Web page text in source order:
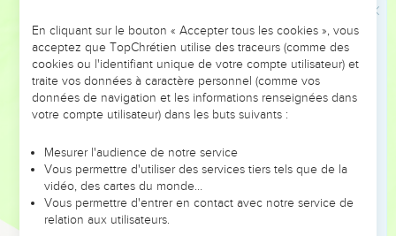
À cette époque, il n’y a plus de forgeron dans tout le pays
d’Israël. En effet, les Philistins ne veulent pas que les
Hébreux se fabriquent des épées ou des lances.
Chaque Israélite doit donc aller chez un forgeron philistin
pour faire aiguiser son soc de charrue, sa houe, sa hache ou
sa bêche.
Pour aiguiser tous ces outils, ou pour faire redresser un
aiguillon, il faut payer cher, presque une pièce d’argent.
Le jour du combat, la troupe de Saül et de Jonatan n’a
En cliquant sur le bouton « Accepter tous les cookies », vous
acceptez que TopChrétien utilise des traceurs (comme des
cookies ou l'identifiant unique de votre compte utilisateur) et
traite vos données à caractère personnel (comme vos
données de navigation et les informations renseignées dans
votre compte utilisateur) dans les buts suivants :
Mesurer l'audience de notre service
Vous permettre d'utiliser des services tiers tels que de la
vidéo, des cartes du monde…
Vous permettre d'entrer en contact avec notre service de
relation aux utilisateurs.